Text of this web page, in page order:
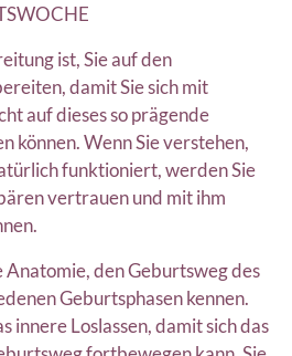
ist, Sie auf den
damit Sie sich mit
auf dieses so prägende
können. Wenn Sie verstehen,
funktioniert, werden Sie
vertrauen und mit ihm
Anatomie, den Geburtsweg des
Geburtsphasen kennen.
innere Loslassen, damit sich das